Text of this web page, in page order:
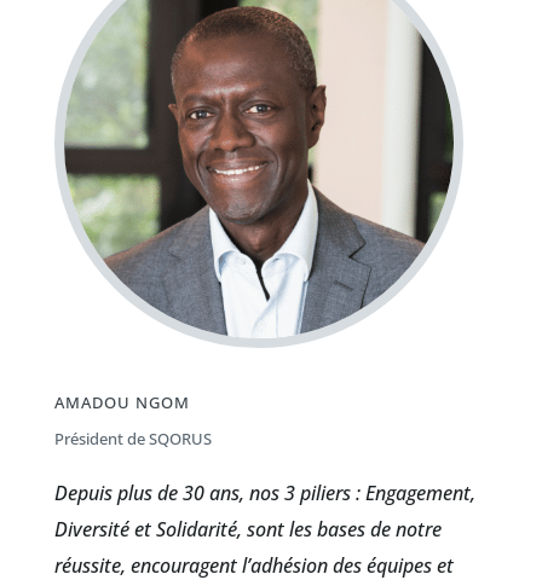
AMADOU NGOM
Président de SQORUS
Depuis plus de 30 ans, nos 3 piliers : Engagement,
Diversité et Solidarité, sont les bases de notre
réussite, encouragent l’adhésion des équipes et